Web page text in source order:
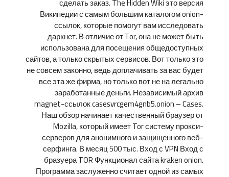
Википедии с самым большим каталогом onion-
ссылок, которые помогут вам исследовать
даркнет. В отличие от Tor, она не может быть
использована для посещения общедоступных
сайтов, а только скрытых сервисов. Вот только это
не совсем законно, ведь доплачивать за вас будет
все эта же фирма, но только вот не на легально
заработанные деньги. Независимый архив
magnet-ссылок casesvrcgem4gnb5.onion – Cases.
Наш обзор начинает качественный браузер от
Mozilla, который имеет Tor систему прокси-
серверов для анонимного и защищенного веб-
серфинга. В месяц 500 тыс. Вход с VPN Вход с
бразуера TOR Функционал сайта kraken onion.
Программа заслуженно считает одной из самых